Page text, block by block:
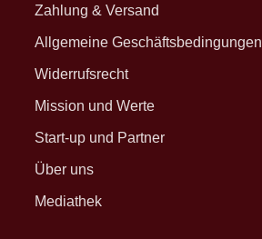
Zahlung & Versand
Allgemeine Geschäftsbedingungen
Widerrufsrecht
Mission und Werte
Start-up und Partner
Über uns
Mediathek